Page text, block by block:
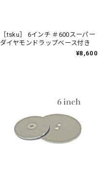
［tsku］ 6インチ ＃600スーパー
ダイヤモンドラップベース付き
¥8,600